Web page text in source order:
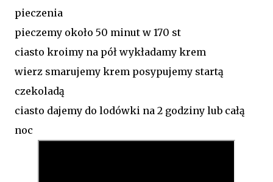
pieczenia
pieczemy około 50 minut w 170 st
ciasto kroimy na pół wykładamy krem
wierz smarujemy krem posypujemy startą
czekoladą
ciasto dajemy do lodówki na 2 godziny lub całą
noc